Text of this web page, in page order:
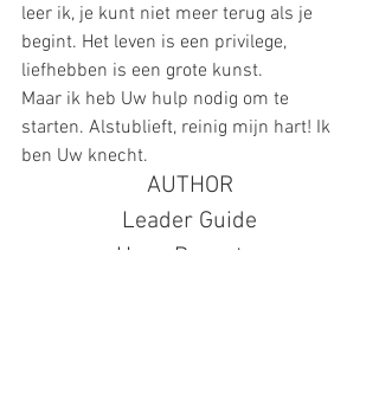
leer ik, je kunt niet meer terug als je
begint. Het leven is een privilege,
liefhebben is een grote kunst.
Maar ik heb Uw hulp nodig om te
starten. Alstublieft, reinig mijn hart! Ik
ben Uw knecht.
AUTHOR
Leader Guide
Hans Deventer